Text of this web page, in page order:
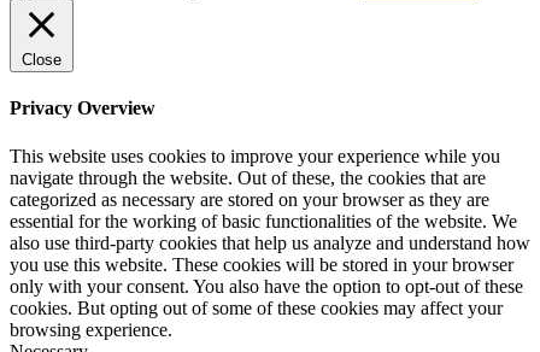
Close
Privacy Overview
This website uses cookies to improve your experience while you
navigate through the website. Out of these, the cookies that are
categorized as necessary are stored on your browser as they are
essential for the working of basic functionalities of the website. We
also use third-party cookies that help us analyze and understand how
you use this website. These cookies will be stored in your browser
only with your consent. You also have the option to opt-out of these
cookies. But opting out of some of these cookies may affect your
browsing experience.